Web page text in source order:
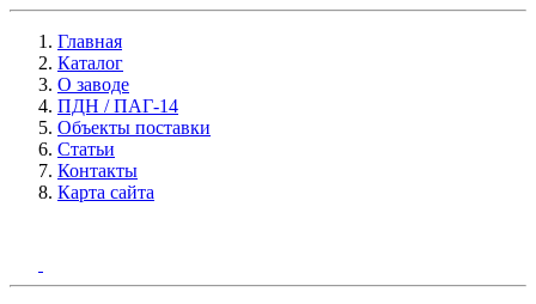
Главная
Каталог
О заводе
ПДН / ПАГ-14
Объекты поставки
Статьи
Контакты
Карта сайта